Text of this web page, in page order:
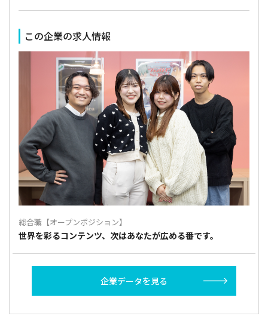
この企業の求人情報
総合職【オープンポジション】
世界を彩るコンテンツ、次はあなたが広める番です。
企業データを見る